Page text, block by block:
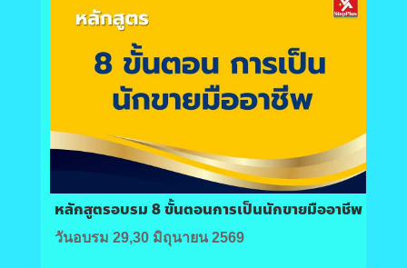
หลักสูตรอบรม 8 ขั้นตอนการเป็นนักขายมืออาชีพ
วันอบรม 29,30 มิถุนายน 2569